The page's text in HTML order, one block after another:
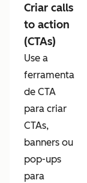
Criar calls
to action
(CTAs)
Use a
ferramenta
de CTA
para criar
CTAs,
banners ou
pop-ups
para